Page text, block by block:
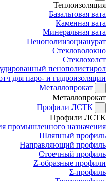
Теплоизоляция
Базальтовая вата
Каменная вата
Минеральная вата
Пенополиизоцианурат
Стекловолокно
Стеклохолст
пенополистирол
для паро- и гидроизоляции
Металлопрокат
Металлопрокат
Профили ЛСТК
Профили ЛСТК
промышленного назначения
Шляпный профиль
Направляющий профиль
Стоечный профиль
Z-образные профили
Σ-профиль